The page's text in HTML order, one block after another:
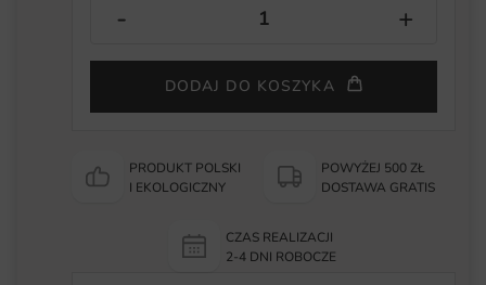
DODAJ DO KOSZYKA
PRODUKT POLSKI
I EKOLOGICZNY
POWYŻEJ 500 ZŁ
DOSTAWA GRATIS
CZAS REALIZACJI
2-4 DNI ROBOCZE